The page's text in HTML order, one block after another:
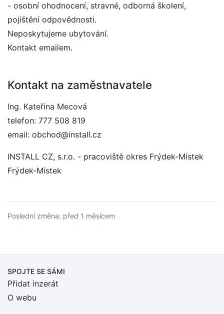
- osobní ohodnocení, stravné, odborná školení,
pojištění odpovědnosti.
Neposkytujeme ubytování.
Kontakt emailem.
Kontakt na zaměstnavatele
Ing. Kateřina Mecová
telefon: 777 508 819
email: obchod@install.cz
INSTALL CZ, s.r.o. - pracoviště okres Frýdek-Místek
Frýdek-Místek
Poslední změna: před 1 měsícem
SPOJTE SE SÁMI
Přidat inzerát
O webu